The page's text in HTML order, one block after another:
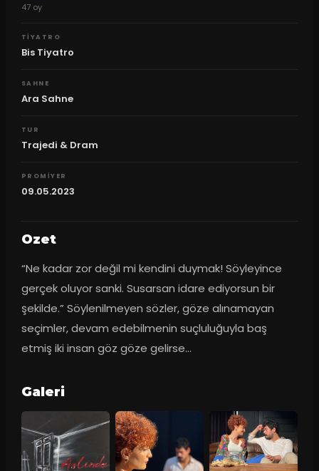
47oy
TIYATRO
Bis Tiyatro
SAHNE
Ara Sahne
TUR
Trajedi & Dram
PROMIYER
09.05.2023
Ozet
“Ne kadar zor değil mi kendini duymak! Söyleyince
gerçek oluyor sanki. Susarsan idare ediyorsun bir
şekilde.” Söylenilmeyen sözler, göze alınamayan
seçimler, devam edebilmenin suçluluğuyla baş
etmiş iki insan göz göze gelirse...
Galeri